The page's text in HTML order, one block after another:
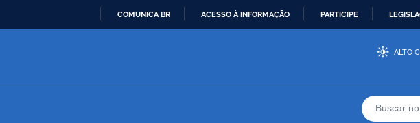
CONTEÚDO
COMUNICA BR ACESSO À INFORMAÇÃO PARTICIPE
ALTO